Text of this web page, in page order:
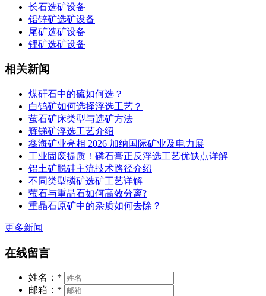
长石选矿设备
铅锌矿选矿设备
尾矿选矿设备
锂矿选矿设备
相关新闻
煤矸石中的硫如何选？
白钨矿如何选择浮选工艺？
萤石矿床类型与选矿方法
辉锑矿浮选工艺介绍
鑫海矿业亮相 2026 加纳国际矿业及电力展
工业固废提质！磷石膏正反浮选工艺优缺点详解
铝土矿脱硅主流技术路径介绍
不同类型磷矿选矿工艺详解
萤石与重晶石如何高效分离?
重晶石原矿中的杂质如何去除？
更多新闻
在线留言
姓名： *
邮箱： *